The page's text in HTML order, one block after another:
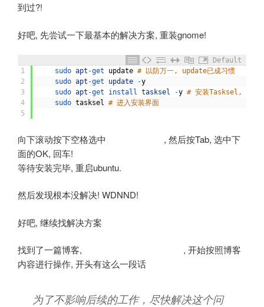
到过?!
好吧, 先尝试一下最基本的解决方案, 重装gnome!
Default
1
2
3
4
5
sudo apt -get update # 以防万一, update已成习惯
sudo apt -get update -y
sudo apt -get install tasksel -y # 安装Tasksel, 专门
sudo tasksel # 进入安装界面
向下滚动按下空格选中
, 然后按Tab, 选中下
面的OK, 回车!
等待安装完毕, 重启ubuntu.
然后发现根本没解决! WDNND!
好吧, 继续找解决方案
找到了一篇博客,
, 开始按照博客
内容进行操作, 开头有这么一段话
为了不影响后续的工作，尽快解决这个问